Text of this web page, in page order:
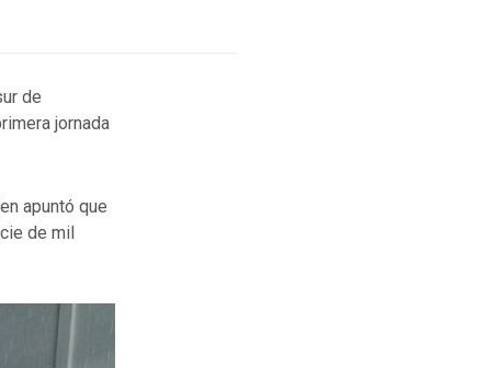
de
jornada
apuntó que
de mil